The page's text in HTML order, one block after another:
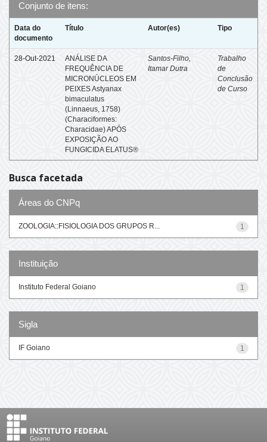
Conjunto de itens:
Data do
documento
Título Autor(es) Tipo
28-Out-2021
ANÁLISE DA
FREQUÊNCIA DE
MICRONÚCLEOS EM
PEIXES Astyanax
bimaculatus
(Linnaeus, 1758)
(Characiformes:
Characidae) APÓS
EXPOSIÇÃO AO
FUNGICIDA ELATUS®
Santos-Filho,
Itamar Dutra
Trabalho
de
Conclusão
de Curso
Busca facetada
Áreas do CNPq
1
ZOOLOGIA::FISIOLOGIA DOS GRUPOS R...
Instituição
1
Instituto Federal Goiano
Sigla
1
IF Goiano